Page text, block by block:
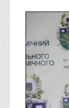
ДТЕУ
Історія та
Структура
Університет
Офіційний